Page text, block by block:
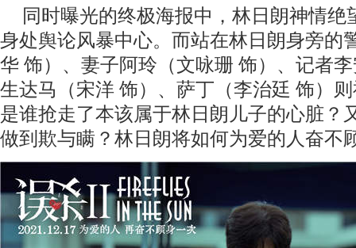
同时曝光的终极海报中，林日朗神情
身处舆论风暴中心。而站在林日朗身旁的
华 饰）、妻子阿玲（文咏珊 饰）、记者
生达马（宋洋 饰）、萨丁（李治廷 饰）
是谁抢走了本该属于林日朗 儿子的心脏？
做到欺与瞒？ 林日朗将如何为爱的人奋不